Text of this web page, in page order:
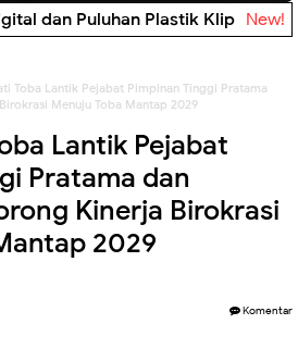
Toba Lantik Pejabat Pimpinan Tinggi Pratama
Menuju Toba Mantap 2029
Lantik Pejabat
Pratama dan
Kinerja Birokrasi
2029
Komentar